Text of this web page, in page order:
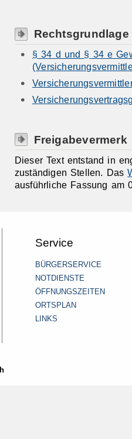
Rechtsgrundlage
§ 34 d und § 34 e
Freigabevermerk
Dieser Text entstand in
zuständigen Stellen. Das
ausführliche Fassung am
Service
BÜRGERSERVICE
NOTDIENSTE
ÖFFNUNGSZEITEN
ORTSPLAN
LINKS